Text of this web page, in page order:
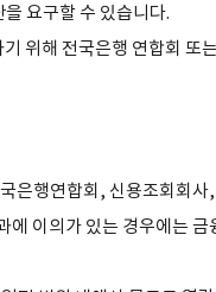
요구할 수 있습니다.
위해 전국은행 연합회 또
행연합회, 신용조회회사
이의가 있는 경우에는